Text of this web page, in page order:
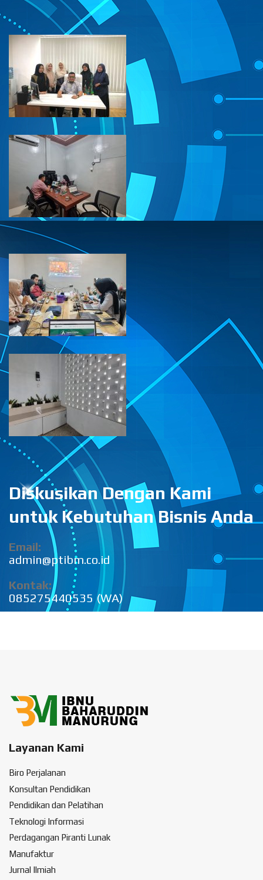
Diskusikan Dengan Kami
untuk Kebutuhan Bisnis Anda
Email:
admin@ptibm.co.id
Kontak:
085275440535 (WA)
Layanan Kami
Biro Perjalanan
Konsultan Pendidikan
Pendidikan dan Pelatihan
Teknologi Informasi
Perdagangan Piranti Lunak
Manufaktur
Jurnal Ilmiah